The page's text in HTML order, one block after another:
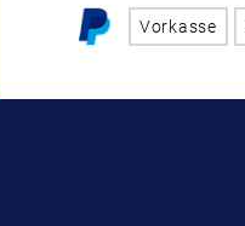
Vorkasse